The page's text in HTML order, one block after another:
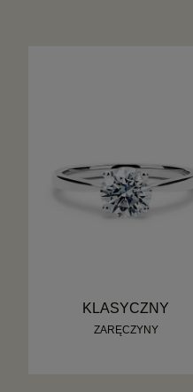
KLASYCZNY
ZARĘCZYNY